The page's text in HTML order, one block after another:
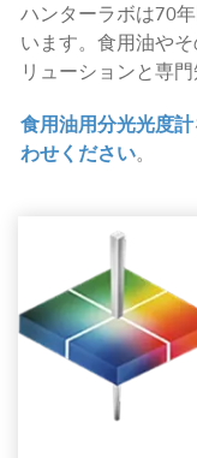
ハンターラボは70
います。食用油や
リューションと専
食用油用分光光度計
わせください。